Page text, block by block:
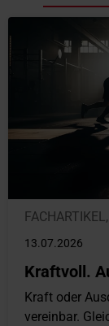
FACHARTIKEL,
13.07.2026
Kraftvoll.
Kraft oder
vereinbar.